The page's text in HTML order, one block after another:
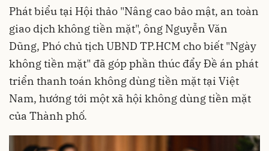
Phát biểu tại Hội thảo "Nâng cao bảo mật, an toàn
giao dịch không tiền mặt", ông Nguyễn Văn
Dũng, Phó chủ tịch UBND TP.HCM cho biết "Ngày
không tiền mặt" đã góp phần thúc đẩy Đề án phát
triển thanh toán không dùng tiền mặt tại Việt
Nam, hướng tới một xã hội không dùng tiền mặt
của Thành phố.